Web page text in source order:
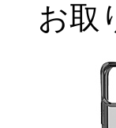
お取